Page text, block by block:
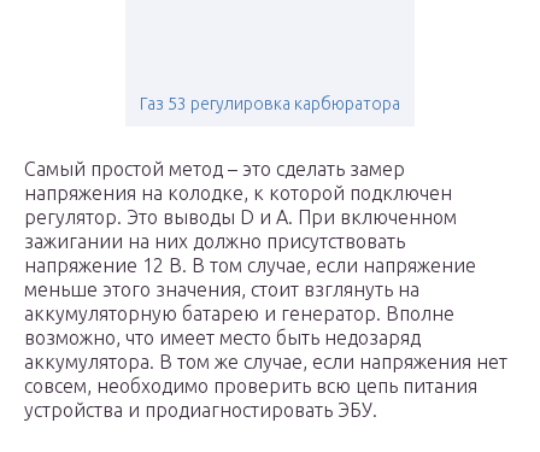
Газ 53 регулировка карбюратора
Самый простой метод – это сделать замер
напряжения на колодке, к которой подключен
регулятор. Это выводы D и А. При включенном
зажигании на них должно присутствовать
напряжение 12 В. В том случае, если напряжение
меньше этого значения, стоит взглянуть на
аккумуляторную батарею и генератор. Вполне
возможно, что имеет место быть недозаряд
аккумулятора. В том же случае, если напряжения нет
совсем, необходимо проверить всю цепь питания
устройства и продиагностировать ЭБУ.